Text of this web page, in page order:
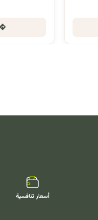
أسعار تنافسية